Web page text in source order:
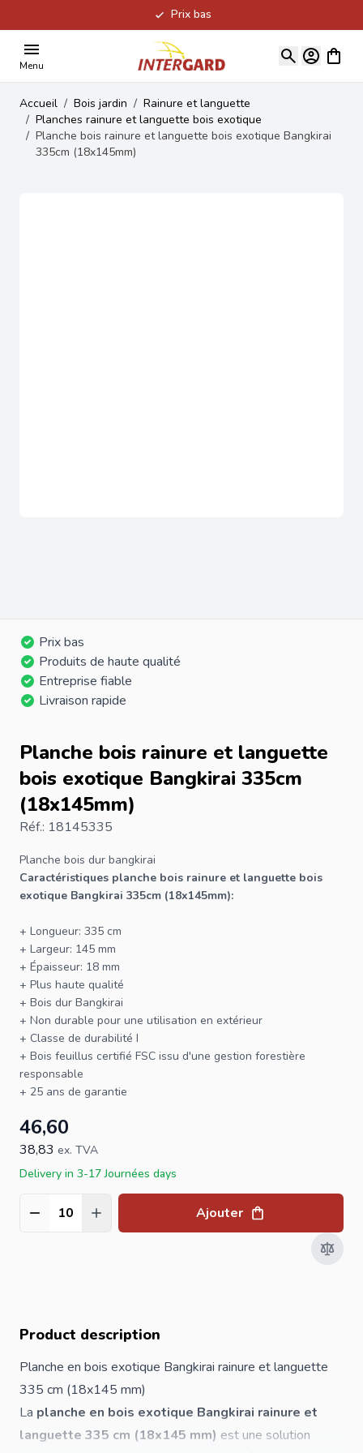
Prix bas
Menu
Voir
Accueil / Bois jardin / Rainure et languette
/ Planches rainure et languette bois exotique
/ Planche bois rainure et languette bois exotique Bangkirai
335cm (18x145mm)
Prix bas
Produits de haute qualité
Entreprise fiable
Livraison rapide
Planche bois rainure et languette
bois exotique Bangkirai 335cm
(18x145mm)
Réf.: 18145335
Planche bois dur bangkirai
Caractéristiques planche bois rainure et languette bois
exotique Bangkirai 335cm (18x145mm):
+ Longueur: 335 cm
+ Largeur: 145 mm
+ Épaisseur: 18 mm
+ Plus haute qualité
+ Bois dur Bangkirai
+ Non durable pour une utilisation en extérieur
+ Classe de durabilité I
+ Bois feuillus certifié FSC issu d'une gestion forestière
responsable
+ 25 ans de garantie
46,60
38,83 ex. TVA
Delivery in 3-17 Journées days
Quantité Ajouter
Product description
Planche en bois exotique Bangkirai rainure et languette
335 cm (18x145 mm)
La planche en bois exotique Bangkirai rainure et
languette 335 cm (18x145 mm) est une solution